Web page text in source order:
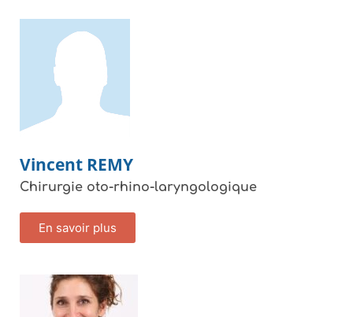
Vincent REMY
Chirurgie oto-rhino-laryngologique
En savoir plus